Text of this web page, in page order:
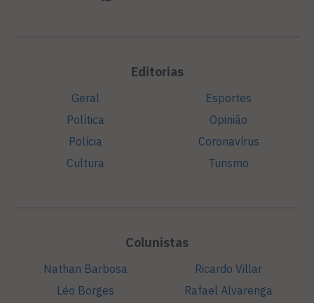
Editorias
Geral
Política
Polícia
Cultura
Esportes
Opinião
Coronavírus
Turismo
Colunistas
Nathan Barbosa
Léo Borges
Ricardo Villar
Rafael Alvarenga